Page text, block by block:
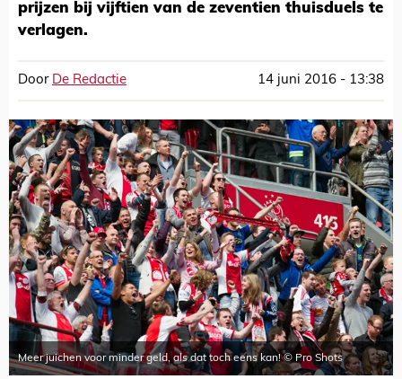
prijzen bij vijftien van de zeventien thuisduels te
verlagen.
Door De Redactie 14 juni 2016 - 13:38
Meer juichen voor minder geld, als dat toch eens kan! © Pro Shots